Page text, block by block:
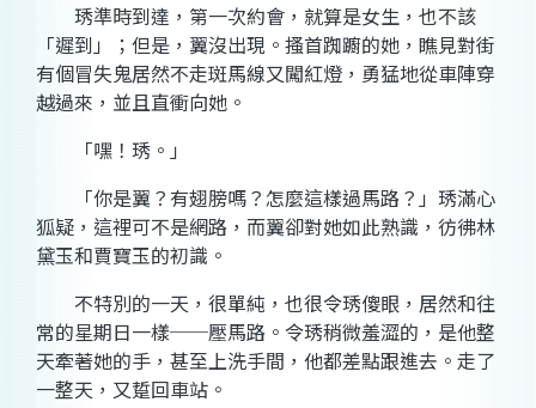
琇準時到達，第一次約會，就算是女生，也不該
「遲到」；但是，翼沒出現。搔首踟躕的她，瞧見對街
有個冒失鬼居然不走斑馬線又闖紅燈，勇猛地從車陣穿
越過來，並且直衝向她。
「嘿！琇。」
「你是翼？有翅膀嗎？怎麼這樣過馬路？」琇滿心
狐疑，這裡可不是網路，而翼卻對她如此熟識，彷彿林
黛玉和賈寶玉的初識。
不特別的一天，很單純，也很令琇傻眼，居然和往
常的星期日一樣──壓馬路。令琇稍微羞澀的，是他整
天牽著她的手，甚至上洗手間，他都差點跟進去。走了
一整天，又踅回車站。